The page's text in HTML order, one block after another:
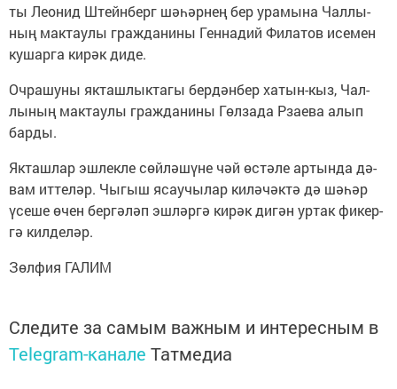
ты Ле­­о­нид Штейн­берг шә­һәр­нең бер ура­мы­на Чал­лы­
ның мак­тау­лы граж­да­ни­ны Ген­на­дий Фи­ла­тов исе­мен
ку­шар­га ки­рәк ди­де.
Оч­ра­шу­ны як­таш­лык­та­гы бер­дән­бер ха­тын-кыз, Чал­
лы­ның мак­тау­лы граж­да­ни­ны Гөл­за­да Рза­е­ва алып
бар­ды.
Як­таш­лар эш­лек­ле сөй­лә­шү­не чәй өс­тә­ле ар­тын­да дә­
вам ит­те­ләр. Чы­гыш ясау­чы­лар ки­лә­чәк­тә дә шә­һәр
үсе­ше өчен бер­гә­ләп эш­ләр­гә ки­рәк ди­гән ур­так фи­кер­
гә кил­де­ләр.
Зөл­фия ГА­ЛИМ
Следите за самым важным и интересным в
Telegram-канале Татмедиа